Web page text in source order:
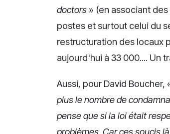
doctors » (en associant
postes et surtout celui du
restructuration des locaux
aujourd'hui à 33 000.... Un
Aussi, pour David Boucher,
plus le nombre de
pense que si la loi était
problèmes. Car ces soucis